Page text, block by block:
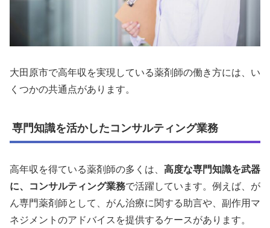
大田原市で高年収を実現している薬剤師の働き方には、い
くつかの共通点があります。
専門知識を活かしたコンサルティング業務
高年収を得ている薬剤師の多くは、 高度な専門知識を武器
に、コンサルティング業務で活躍しています。例えば、が
ん専門薬剤師として、がん治療に関する助言や、副作用マ
ネジメントのアドバイスを提供するケースがあります。